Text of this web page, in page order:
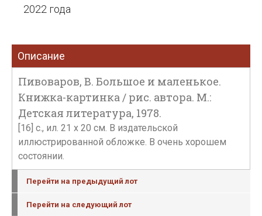
2022 года
Описание
Пивоваров, В. Большое и маленькое.
Книжка-картинка / рис. автора. М.:
Детская литература, 1978.
[16] с., ил. 21 х 20 см. В издательской
иллюстрированной обложке. В очень хорошем
состоянии.
Перейти на предыдущий лот
Перейти на следующий лот